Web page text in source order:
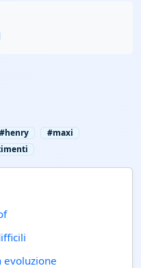
#henry
#maxi
evoluzione